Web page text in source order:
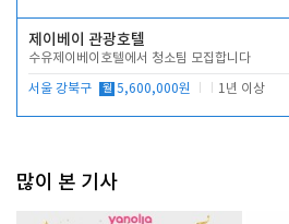
제이베이 관광호텔
수유제이베이호텔에서 청소팀 모집합니다
서울 강북구 월 5,600,000원 1년 이상
많이 본 기사